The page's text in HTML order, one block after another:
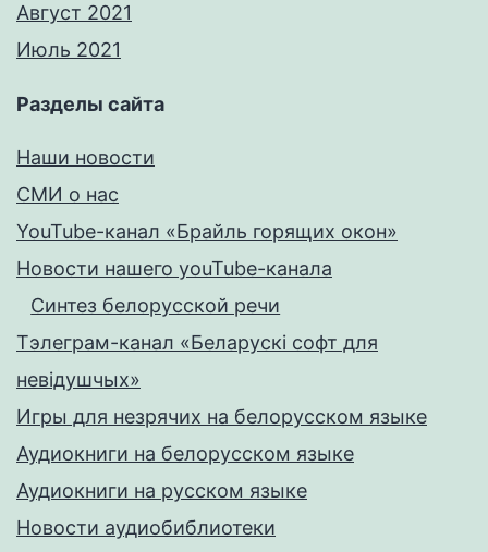
Август 2021
Июль 2021
Разделы сайта
Наши новости
СМИ о нас
YouTube-канал «Брайль горящих окон»
Новости нашего youTube-канала
Синтез белорусской речи
Тэлеграм-канал «Беларускі софт для
невідушчых»
Игры для незрячих на белорусском языке
Аудиокниги на белорусском языке
Аудиокниги на русском языке
Новости аудиобиблиотеки